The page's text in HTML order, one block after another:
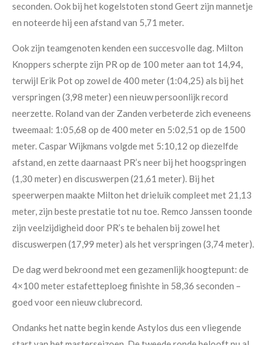
seconden. Ook bij het kogelstoten stond Geert zijn mannetje
en noteerde hij een afstand van 5,71 meter.
Ook zijn teamgenoten kenden een succesvolle dag. Milton
Knoppers scherpte zijn PR op de 100 meter aan tot 14,94,
terwijl Erik Pot op zowel de 400 meter (1:04,25) als bij het
verspringen (3,98 meter) een nieuw persoonlijk record
neerzette. Roland van der Zanden verbeterde zich eveneens
tweemaal: 1:05,68 op de 400 meter en 5:02,51 op de 1500
meter. Caspar Wijkmans volgde met 5:10,12 op diezelfde
afstand, en zette daarnaast PR’s neer bij het hoogspringen
(1,30 meter) en discuswerpen (21,61 meter). Bij het
speerwerpen maakte Milton het drieluik compleet met 21,13
meter, zijn beste prestatie tot nu toe. Remco Janssen toonde
zijn veelzijdigheid door PR’s te behalen bij zowel het
discuswerpen (17,99 meter) als het verspringen (3,74 meter).
De dag werd bekroond met een gezamenlijk hoogtepunt: de
4×100 meter estafetteploeg finishte in 58,36 seconden –
goed voor een nieuw clubrecord.
Ondanks het natte begin kende Astylos dus een vliegende